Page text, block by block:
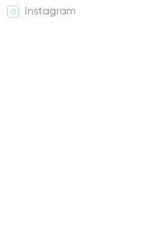
Instagram